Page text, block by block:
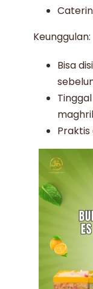
Keunggulan:
Bisa